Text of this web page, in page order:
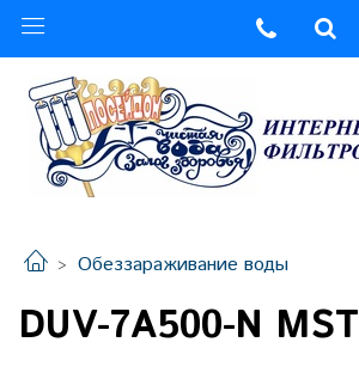
Обеззараживание воды
DUV-7A500-N MST